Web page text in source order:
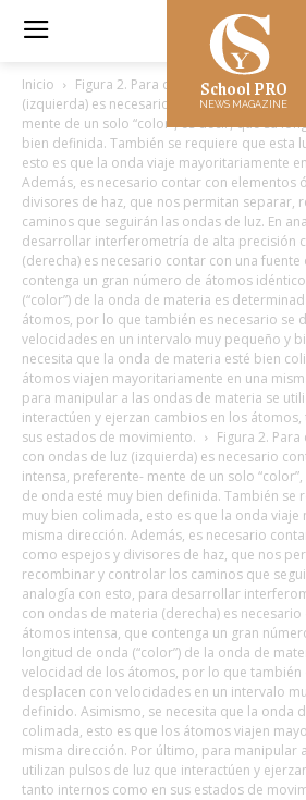
School PRO
NEWS MAGAZINE
Inicio
Figura 2. Para crear un
(izquierda) es necesario contar con una
mente de un solo “color”, es decir, que su
bien definida. También se requiere que esta
esto es que la onda viaje mayoritariamente
Además, es necesario contar con elementos
divisores de haz, que nos permitan separar,
caminos que seguirán las ondas de luz. En
desarrollar interferometría de alta precisión
(derecha) es necesario contar con una
contenga un gran número de átomos
(“color”) de la onda de materia es
átomos, por lo que también es necesario se
velocidades en un intervalo muy pequeño y
necesita que la onda de materia esté bien
átomos viajen mayoritariamente en una
para manipular a las ondas de materia se
interactúen y ejerzan cambios en los
sus estados de movimiento.
Figura 2.
con ondas de luz (izquierda) es necesario
intensa, preferente- mente de un solo
de onda esté muy bien definida. También se
muy bien colimada, esto es que la onda
misma dirección. Además, es necesario
como espejos y divisores de haz, que nos
recombinar y controlar los caminos que
analogía con esto, para desarrollar
con ondas de materia (derecha) es
átomos intensa, que contenga un gran
longitud de onda (“color”) de la onda de
velocidad de los átomos, por lo que también
desplacen con velocidades en un intervalo
definido. Asimismo, se necesita que la onda
colimada, esto es que los átomos viajen
misma dirección. Por último, para manipular
utilizan pulsos de luz que interactúen y
tanto internos como en sus estados de